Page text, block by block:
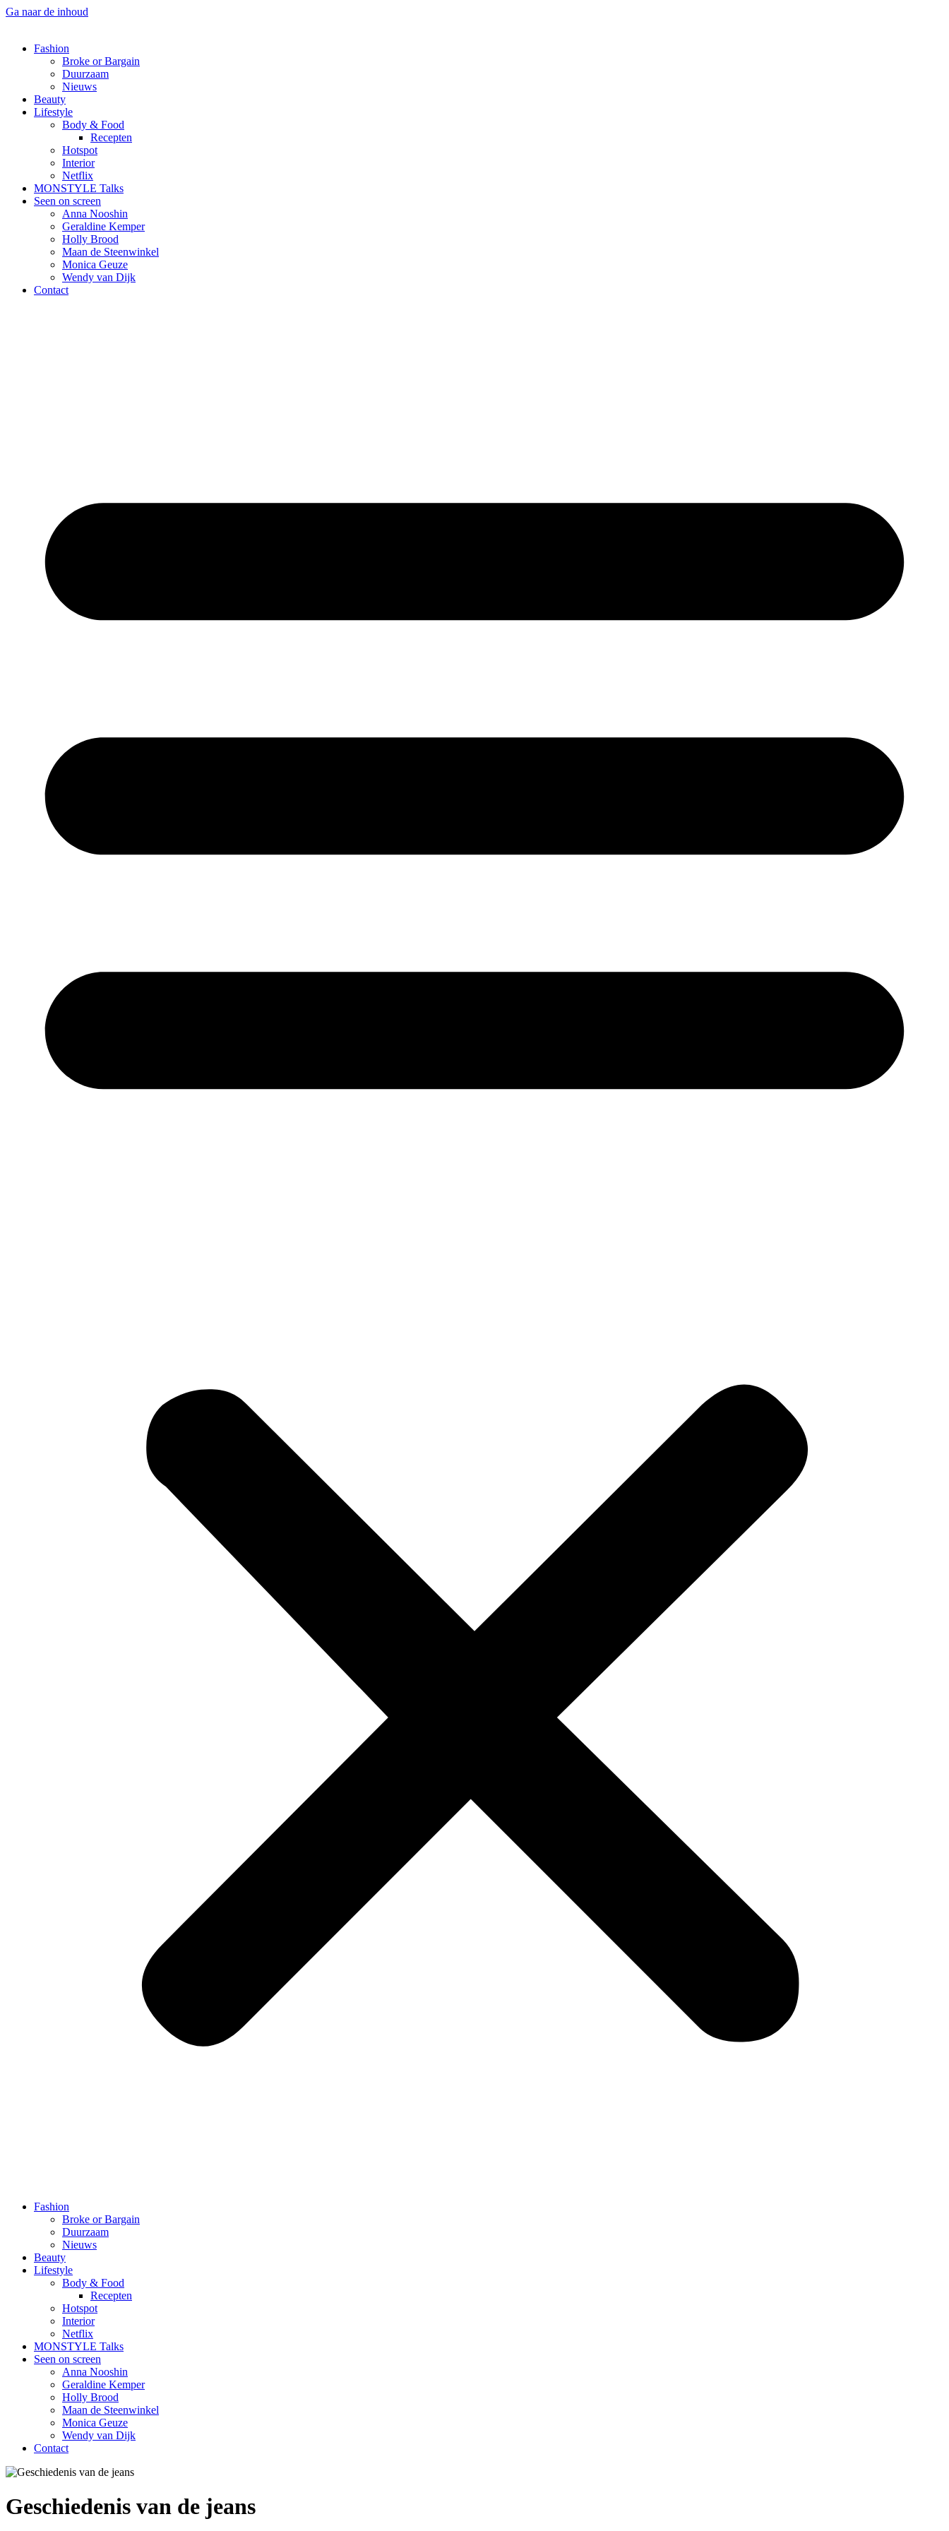
Ga naar de inhoud
Fashion
Broke or Bargain
Duurzaam
Nieuws
Beauty
Lifestyle
Body & Food
Recepten
Hotspot
Interior
Netflix
MONSTYLE Talks
Seen on screen
Anna Nooshin
Geraldine Kemper
Holly Brood
Maan de Steenwinkel
Monica Geuze
Wendy van Dijk
Contact
Fashion
Broke or Bargain
Duurzaam
Nieuws
Beauty
Lifestyle
Body & Food
Recepten
Hotspot
Interior
Netflix
MONSTYLE Talks
Seen on screen
Anna Nooshin
Geraldine Kemper
Holly Brood
Maan de Steenwinkel
Monica Geuze
Wendy van Dijk
Contact
Geschiedenis van de jeans